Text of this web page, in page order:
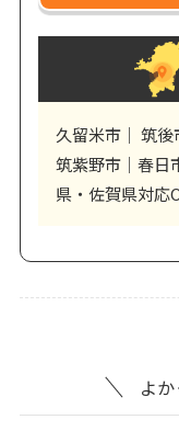
久留米市｜ 筑後
筑紫野市｜春日
県・佐賀県対応
よ